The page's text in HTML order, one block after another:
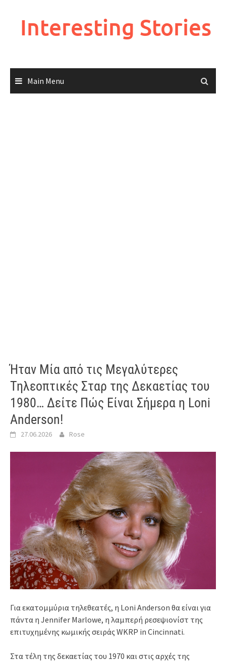
Interesting Stories
Main Menu
Ήταν Μία από τις Μεγαλύτερες
Τηλεοπτικές Σταρ της Δεκαετίας του
1980… Δείτε Πώς Είναι Σήμερα η Loni
Anderson!
27.06.2026 Rose
Για εκατομμύρια τηλεθεατές, η Loni Anderson θα είναι για
πάντα η Jennifer Marlowe, η λαμπερή ρεσεψιονίστ της
επιτυχημένης κωμικής σειράς WKRP in Cincinnati.
Στα τέλη της δεκαετίας του 1970 και στις αρχές της